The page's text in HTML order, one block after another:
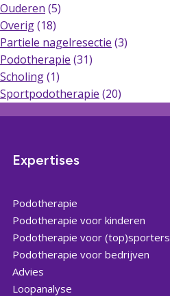
Ouderen (5)
Overig(18)
Partiele nagelresectie (3)
Podotherapie (31)
Scholing(1)
Sportpodotherapie (20)
Expertises
Podotherapie
Podotherapie voor kinderen
Podotherapie voor (top)sporters
Podotherapie voor bedrijven
Advies
Loopanalyse